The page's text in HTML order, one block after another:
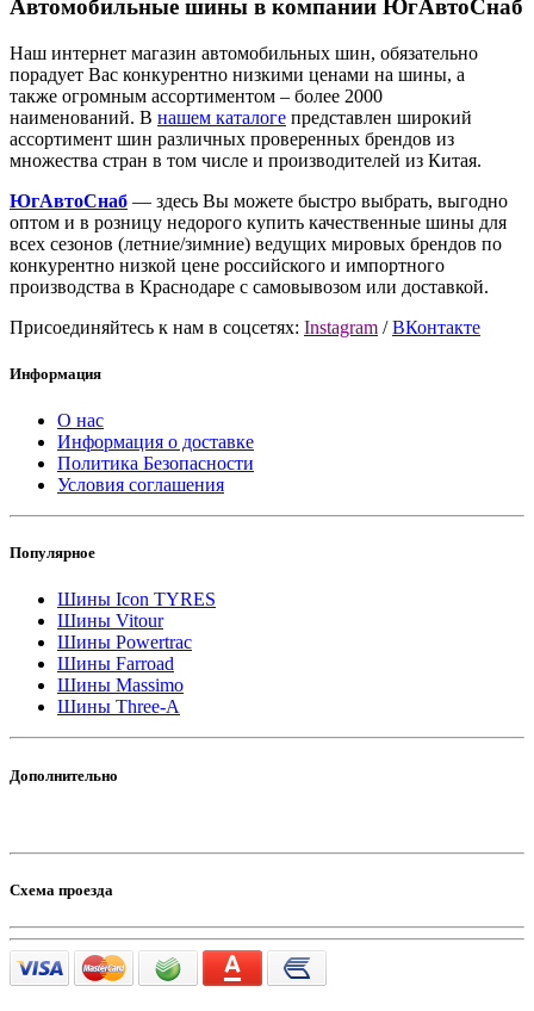
Автомобильные шины в компании ЮгАвтоСнаб
Наш интернет магазин автомобильных шин, обязательно
порадует Вас конкурентно низкими ценами на шины, а
также огромным ассортиментом – более 2000
наименований. В нашем каталоге представлен широкий
ассортимент шин различных проверенных брендов из
множества стран в том числе и производителей из Китая.
ЮгАвтоСнаб — здесь Вы можете быстро выбрать, выгодно
оптом и в розницу недорого купить качественные шины для
всех сезонов (летние/зимние) ведущих мировых брендов по
конкурентно низкой цене российского и импортного
производства в Краснодаре с самовывозом или доставкой.
Присоединяйтесь к нам в соцсетях: Instagram /ВКонтакте
Информация
О нас
Информация о доставке
Политика Безопасности
Условия соглашения
Популярное
Шины Icon TYRES
Шины Vitour
Шины Powertrac
Шины Farroad
Шины Massimo
Шины Three-A
Дополнительно
Схема проезда